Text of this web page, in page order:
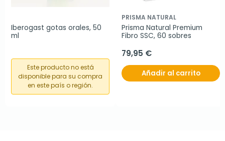
Iberogast gotas orales, 50
Este producto no está
disponible para su compra
en este país o región.
PRISMA NATURAL
Prisma Natural Premium
Fibro SSC, 60 sobres
79,95 €
Añadir al carrito